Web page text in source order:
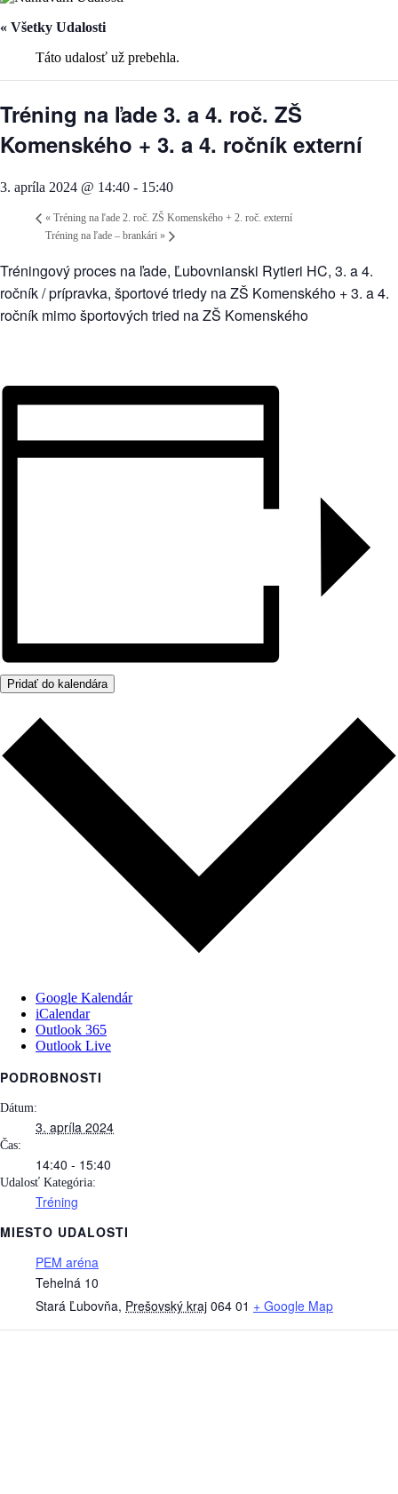
« Všetky Udalosti
Táto udalosť už prebehla.
Tréning na ľade 3. a 4. roč. ZŠ
Komenského + 3. a 4. ročník externí
3. apríla 2024 @ 14:40 - 15:40
« Tréning na ľade 2. roč. ZŠ Komenského + 2. roč. externí
Tréning na ľade – brankári »
Tréningový proces na ľade, Ľubovnianski Rytieri HC, 3. a 4.
ročník / prípravka, športové triedy na ZŠ Komenského + 3. a 4.
ročník mimo športových tried na ZŠ Komenského
Pridať do kalendára
Google Kalendár
iCalendar
Outlook 365
Outlook Live
PODROBNOSTI
Dátum:
3. apríla 2024
Čas:
14:40 - 15:40
Udalosť Kategória:
Tréning
MIESTO UDALOSTI
PEM aréna
Tehelná 10
Stará Ľubovňa, Prešovský kraj 064 01 + Google Map